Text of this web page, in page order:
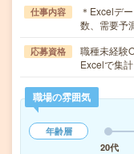
仕事内容
＊Excelデ
数、需要予
応募資格
職種未経験
Excelで集
職場の雰囲気
年齢層
20代